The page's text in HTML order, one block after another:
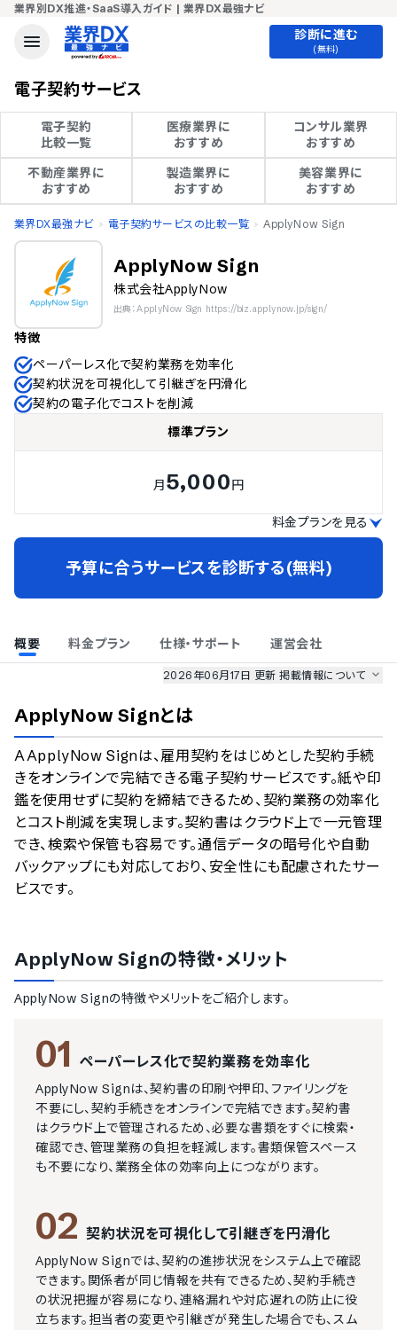
業界別DX推進・SaaS導入ガイド | 業界DX最強ナビ
診断に進む
(無料)
電子契約サービス
電子契約
比較一覧
医療業界に
おすすめ
コンサル業界
おすすめ
不動産業界に
おすすめ
製造業界に
おすすめ
美容業界に
おすすめ
業界DX最強ナビ 電子契約サービスの比較一覧 ApplyNow Sign
ApplyNow Sign
株式会社ApplyNow
出典：ApplyNow Sign https://biz.applynow.jp/sign/
特徴
ペーパーレス化で契約業務を効率化
契約状況を可視化して引継ぎを円滑化
契約の電子化でコストを削減
標準プラン
月5,000円
料金プランを見る
予算に合うサービスを診断する(無料)
概要 料金プラン 仕様・サポート 運営会社
2026年06月17日 更新掲載情報について
のサービス情報は、
のサービスデータを参照しています。
情報更新者：業界DX最強ナビ編集部 情報取得元 掲載修正依頼
ApplyNow Signとは
AApplyNow Signは、雇用契約をはじめとした契約手続
きをオンラインで完結できる電子契約サービスです。紙や印
鑑を使用せずに契約を締結できるため、契約業務の効率化
とコスト削減を実現します。契約書はクラウド上で一元管理
でき、検索や保管も容易です。通信データの暗号化や自動
バックアップにも対応しており、安全性にも配慮されたサー
ビスです。
ApplyNow Signの特徴・メリット
ApplyNow Signの特徴やメリットをご紹介します。
01 ペーパーレス化で契約業務を効率化
ApplyNow Signは、契約書の印刷や押印、ファイリングを
不要にし、契約手続きをオンラインで完結できます。契約書
はクラウド上で管理されるため、必要な書類をすぐに検索・
確認でき、管理業務の負担を軽減します。書類保管スペース
も不要になり、業務全体の効率向上につながります。
02 契約状況を可視化して引継ぎを円滑化
ApplyNow Signでは、契約の進捗状況をシステム上で確認
できます。関係者が同じ情報を共有できるため、契約手続き
の状況把握が容易になり、連絡漏れや対応遅れの防止に役
立ちます。担当者の変更や引継ぎが発生した場合でも、スム